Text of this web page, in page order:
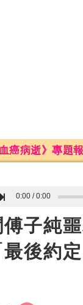
癌病逝》專題
0:00 0:00
子純
後約